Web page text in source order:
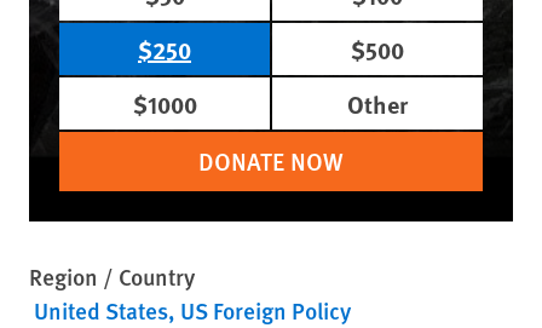
$250
$500
$1000
Other
DONATE NOW
Region / Country
United States US Foreign Policy